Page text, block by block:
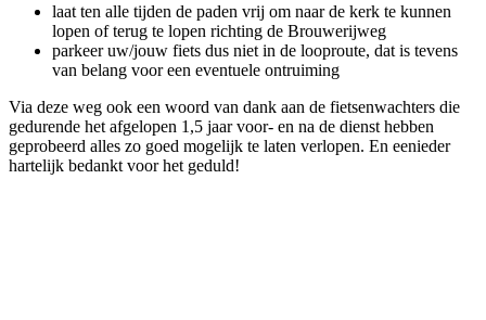
laat ten alle tijden de paden vrij om naar de kerk te kunnen
lopen of terug te lopen richting de Brouwerijweg
parkeer uw/jouw fiets dus niet in de looproute, dat is tevens
van belang voor een eventuele ontruiming
Via deze weg ook een woord van dank aan de fietsenwachters die
gedurende het afgelopen 1,5 jaar voor- en na de dienst hebben
geprobeerd alles zo goed mogelijk te laten verlopen. En eenieder
hartelijk bedankt voor het geduld!